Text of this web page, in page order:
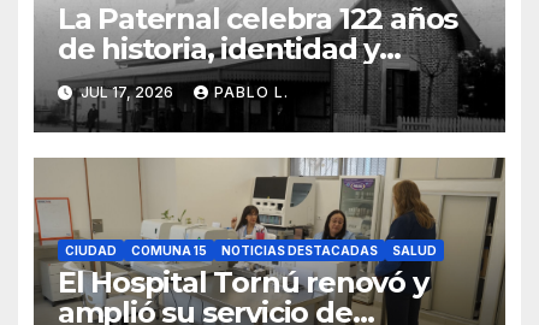
La Paternal celebra 122 años
de historia, identidad y
memoria barrial
JUL 17, 2026 PABLO L.
CIUDAD COMUNA 15 NOTICIAS DESTACADAS SALUD
El Hospital Tornú renovó y
amplió su servicio de